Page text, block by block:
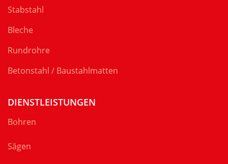
Stabstahl
Bleche
Rundrohre
Betonstahl / Baustahlmatten
DIENSTLEISTUNGEN
Bohren
Sägen